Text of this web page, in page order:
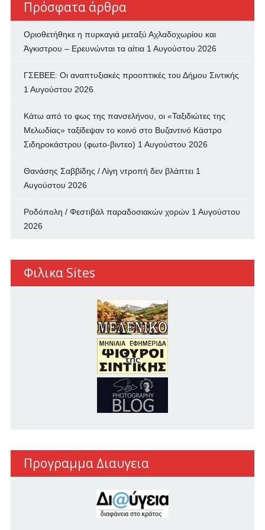
Πρόσφατα άρθρα
Οριοθετήθηκε η πυρκαγιά μεταξύ Αχλαδοχωρίου και
Άγκιστρου – Ερευνώνται τα αίτια 1 Αυγούστου 2026
ΓΣΕΒΕΕ: Οι αναπτυξιακές προοπτικές του Δήμου Σιντικής
1 Αυγούστου 2026
Κάτω από το φως της πανσελήνου, οι «Ταξιδιώτες της
Μελωδίας» ταξίδεψαν το κοινό στο Βυζαντινό Κάστρο
Σιδηροκάστρου (φωτο-βιντεο) 1 Αυγούστου 2026
Θανάσης Σαββίδης / Λίγη ντροπή δεν βλάπτει 1
Αυγούστου 2026
Ροδόπολη / Φεστιβάλ παραδοσιακών χορών 1 Αυγούστου
2026
Φιλικα Sites
Προγραμμα Διαυγεια